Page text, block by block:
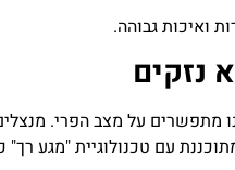
ואיכות גבוהה.
נזקים
עם טכנולוגיית "מגע